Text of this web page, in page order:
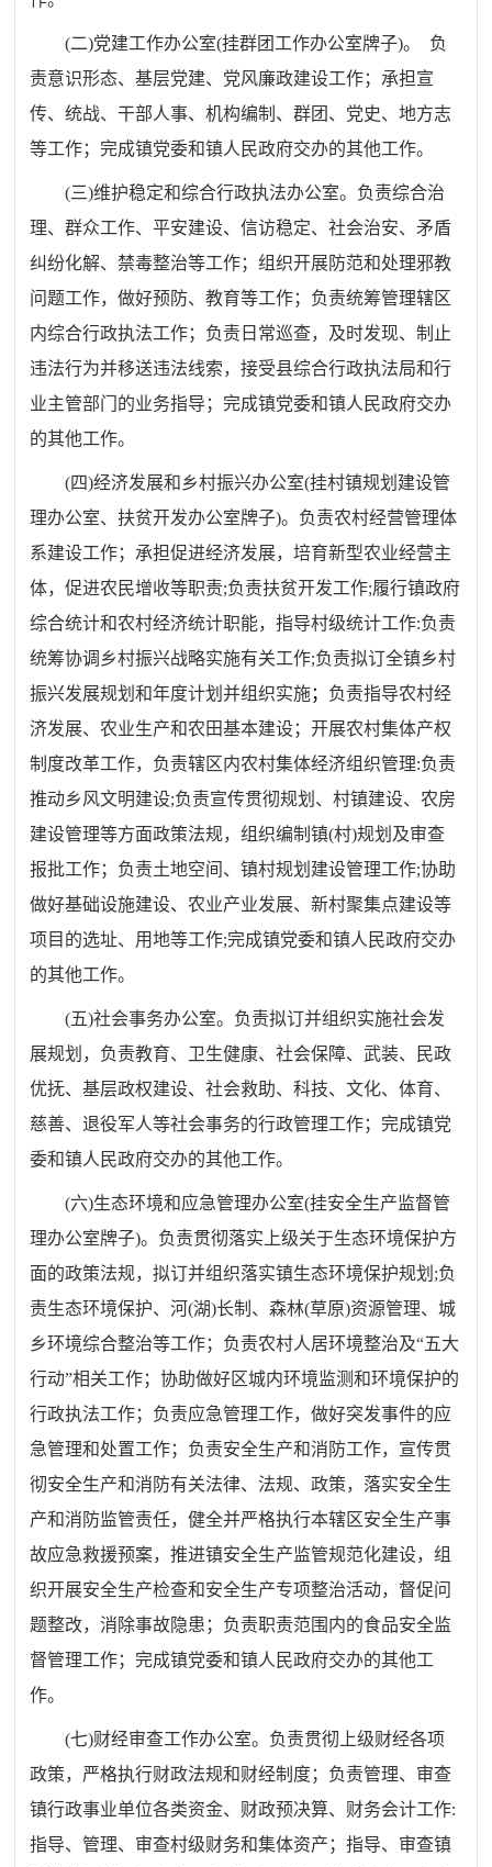
(二)党建工作办公室(挂群团工作办公室牌子)。 负
责意识形态、基层党建、党风廉政建设工作； 承担宣
传、统战、干部人事、机构编制、群团、党史、地方志
等工作；完成镇党委和镇人民政府交办的其他工作。
(三)维护稳定和综合行政执法办公室。负责综合治
理、群众工作、平安建设、信访稳定、社会治安、矛盾
纠纷化解、禁毒整治等工作；组织开展防范和处理邪教
问题工作，做好预防、教育等工作； 负责统筹管理辖区
内综合行政执法工作； 负责日常巡查，及时发现、制止
违法行为并移送违法线索，接受县综合行政执法局和行
业主管部门的业务指导；完成镇党委和镇人民政府交办
的其他工作。
(四)经济发展和乡村振兴办公室(挂村镇规划建设管
理办公室、扶贫开发办公室牌子)。负责农村经营管理体
系建设工作；承担促进经济发展，培育新型农业经营主
体，促进农民增收等职责;负责扶贫开发工作;履行镇政府
综合统计和农村经济统计职能，指导村级统计工作:负责
统筹协调乡村振兴战略实施有关工作;负责拟订全镇乡村
振兴发展规划和年度计划并组织实施； 负责指导农村经
济发展、农业生产和农田基本建设；开展农村集体产权
制度改革工作，负责辖区内农村集体经济组织管理:负责
推动乡风文明建设;负责宣传贯彻规划、村镇建设、农房
建设管理等方面政策法规，组织编制镇(村)规划及审查
报批工作； 负责土地空间、镇村规划建设管理工作;协助
做好基础设施建设、农业产业发展、新村聚集点建设等
项目的选址、用地等工作;完成镇党委和镇人民政府交办
的其他工作。
(五)社会事务办公室。负责拟订并组织实施社会发
展规划，负责教育、卫生健康、社会保障、武装、民政
优抚、基层政权建设、社会救助、科技、文化、体育、
慈善、退役军人等社会事务的行政管理工作； 完成镇党
委和镇人民政府交办的其他工作。
(六)生态环境和应急管理办公室(挂安全生产监督管
理办公室牌子)。负责贯彻落实上级关于生态环境保护方
面的政策法规，拟订并组织落实镇生态环境保护规划 ;负
责生态环境保护、河(湖)长制、森林(草原)资源管理、城
乡环境综合整治等工作； 负责农村人居环境整治及“五大
行动”相关工作；协助做好区城内环境监测和环境保护的
行政执法工作； 负责应急管理工作，做好突发事件的应
急管理和处置工作； 负责安全生产和消防工作，宣传贯
彻安全生产和消防有关法律、法规、政策，落实安全生
产和消防监管责任，健全并严格执行本辖区安全生产事
故应急救援预案，推进镇安全生产监管规范化建设，组
织开展安全生产检查和安全生产专项整治活动，督促问
题整改，消除事故隐患；负责职责范围内的食品安全监
督管理工作；完成镇党委和镇人民政府交办的其他工
作。
(七)财经审查工作办公室。负责贯彻上级财经各项
政策，严格执行财政法规和财经制度；负责管理、审查
镇行政事业单位各类资金、财政预决算、财务会计工作:
指导、管理、审查村级财务和集体资产；指导、审查镇